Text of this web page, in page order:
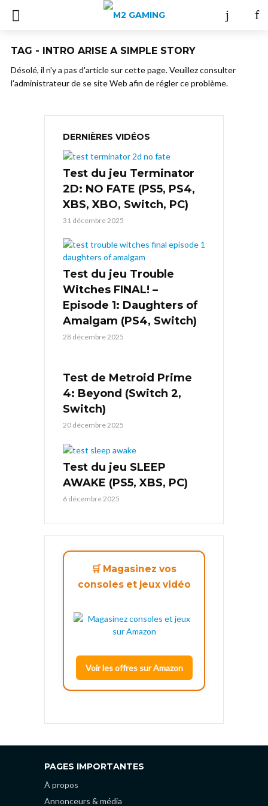
TAG - INTRO ARISE A SIMPLE STORY
Désolé, il n'y a pas d'article sur cette page. Veuillez consulter
l'administrateur de se site Web afin de régler ce problème.
DERNIÈRES VIDÉOS
Test du jeu Terminator
2D: NO FATE (PS5, PS4,
XBS, XBO, Switch, PC)
31 décembre 2025
Test du jeu Trouble
Witches FINAL! –
Episode 1: Daughters of
Amalgam (PS4, Switch)
28 décembre 2025
Test de Metroid Prime
4: Beyond (Switch 2,
Switch)
20 décembre 2025
Test du jeu SLEEP
AWAKE (PS5, XBS, PC)
6 décembre 2025
🛒 Magasinez vos
consoles et jeux vidéo
Voir les offres sur Amazon
PAGES IMPORTANTES
À propos
Annonceurs & média